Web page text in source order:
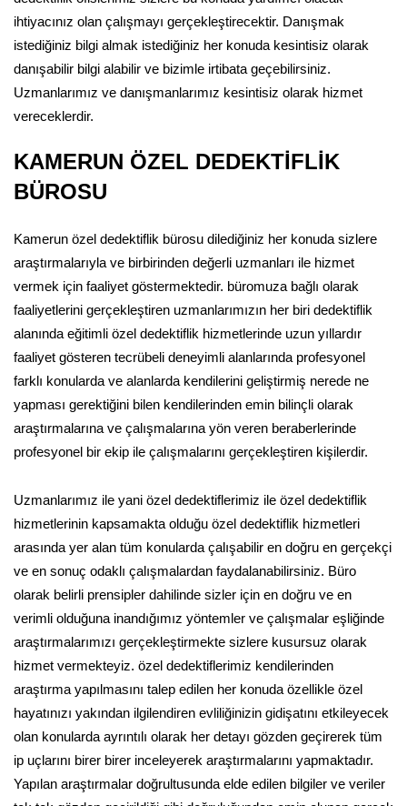
ihtiyacınız olan çalışmayı gerçekleştirecektir. Danışmak
istediğiniz bilgi almak istediğiniz her konuda kesintisiz olarak
danışabilir bilgi alabilir ve bizimle irtibata geçebilirsiniz.
Uzmanlarımız ve danışmanlarımız kesintisiz olarak hizmet
vereceklerdir.
KAMERUN ÖZEL DEDEKTİFLİK
BÜROSU
Kamerun özel dedektiflik bürosu dilediğiniz her konuda sizlere
araştırmalarıyla ve birbirinden değerli uzmanları ile hizmet
vermek için faaliyet göstermektedir. büromuza bağlı olarak
faaliyetlerini gerçekleştiren uzmanlarımızın her biri dedektiflik
alanında eğitimli özel dedektiflik hizmetlerinde uzun yıllardır
faaliyet gösteren tecrübeli deneyimli alanlarında profesyonel
farklı konularda ve alanlarda kendilerini geliştirmiş nerede ne
yapması gerektiğini bilen kendilerinden emin bilinçli olarak
araştırmalarına ve çalışmalarına yön veren beraberlerinde
profesyonel bir ekip ile çalışmalarını gerçekleştiren kişilerdir.
Uzmanlarımız ile yani özel dedektiflerimiz ile özel dedektiflik
hizmetlerinin kapsamakta olduğu özel dedektiflik hizmetleri
arasında yer alan tüm konularda çalışabilir en doğru en gerçekçi
ve en sonuç odaklı çalışmalardan faydalanabilirsiniz. Büro
olarak belirli prensipler dahilinde sizler için en doğru ve en
verimli olduğuna inandığımız yöntemler ve çalışmalar eşliğinde
araştırmalarımızı gerçekleştirmekte sizlere kusursuz olarak
hizmet vermekteyiz. özel dedektiflerimiz kendilerinden
araştırma yapılmasını talep edilen her konuda özellikle özel
hayatınızı yakından ilgilendiren evliliğinizin gidişatını etkileyecek
olan konularda ayrıntılı olarak her detayı gözden geçirerek tüm
ip uçlarını birer birer inceleyerek araştırmalarını yapmaktadır.
Yapılan araştırmalar doğrultusunda elde edilen bilgiler ve veriler